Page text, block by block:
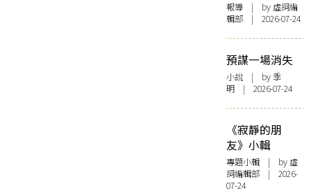
報導 | by 虛詞編
輯部 | 2026-07-24
預謀一場消失
小說 | by 季
明 | 2026-07-24
《寂靜的朋
友》小輯
專題小輯 | by 虛
詞編輯部 | 2026-
07-24